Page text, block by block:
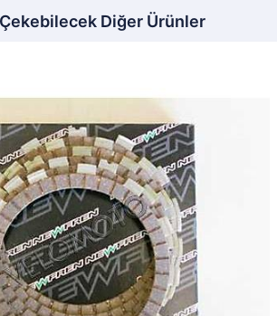
Diğer Ürünler